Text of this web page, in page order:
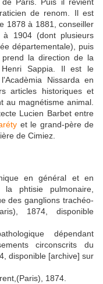
de renom. Il est
1878 à 1881, conseiller
à 1904 (dont plusieurs
départementale), puis
la direction de la
Sappia. Il est le
Nissarda en
articles historiques et
au magnétisme animal.
Lucien Barbet entre
et le grand-père de
de Cimiez.
en général et en
phtisie pulmonaire,
des ganglions trachéo-
1874, disponible
dépendant
circonscrits du
disponible [archive] sur
1874.